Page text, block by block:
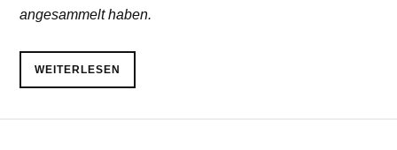
angesammelt haben.
WEITERLESEN